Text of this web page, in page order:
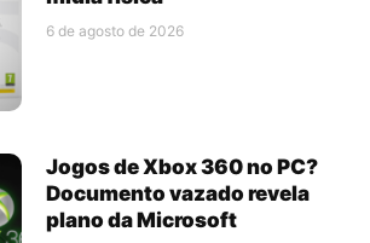
6 de agosto de 2026
Jogos de Xbox 360 no PC?
Documento vazado revela
plano da Microsoft